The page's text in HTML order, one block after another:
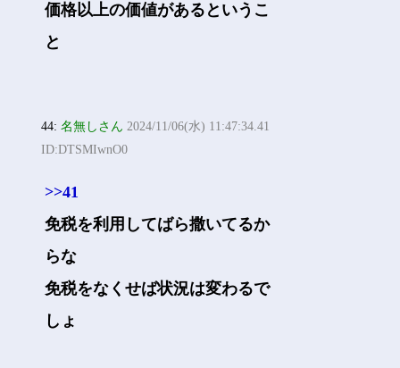
価格以上の価値があるというこ
と
44:名無しさん 2024/11/06(水) 11:47:34.41
ID:DTSMIwnO0
>>41
免税を利用してばら撒いてるか
らな
免税をなくせば状況は変わるで
しょ